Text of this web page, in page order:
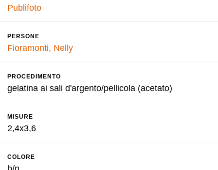
Publifoto
PERSONE
Fioramonti, Nelly
PROCEDIMENTO
gelatina ai sali d'argento/pellicola (acetato)
MISURE
2,4x3,6
COLORE